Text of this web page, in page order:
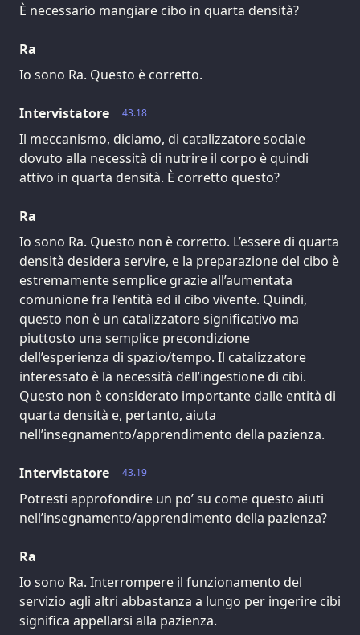
È necessario mangiare cibo in quarta densità?
Ra
Io sono Ra. Questo è corretto.
43.18
Intervistatore
Il meccanismo, diciamo, di catalizzatore sociale
dovuto alla necessità di nutrire il corpo è quindi
attivo in quarta densità. È corretto questo?
Ra
Io sono Ra. Questo non è corretto. L’essere di quarta
densità desidera servire, e la preparazione del cibo è
estremamente semplice grazie all’aumentata
comunione fra l’entità ed il cibo vivente. Quindi,
questo non è un catalizzatore significativo ma
piuttosto una semplice precondizione
dell’esperienza di spazio/tempo. Il catalizzatore
interessato è la necessità dell’ingestione di cibi.
Questo non è considerato importante dalle entità di
quarta densità e, pertanto, aiuta
nell’insegnamento/apprendimento della pazienza.
43.19
Intervistatore
Potresti approfondire un po’ su come questo aiuti
nell’insegnamento/apprendimento della pazienza?
Ra
Io sono Ra. Interrompere il funzionamento del
servizio agli altri abbastanza a lungo per ingerire cibi
significa appellarsi alla pazienza.